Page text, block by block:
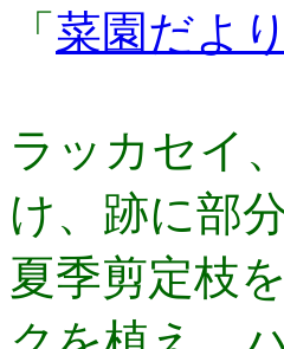
「 菜園だよ
ラッカセイ
け、跡に部
夏季剪定枝